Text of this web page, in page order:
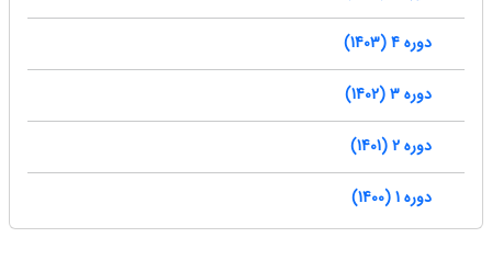
دوره 4 (1403)
دوره 3 (1402)
دوره 2 (1401)
دوره 1 (1400)